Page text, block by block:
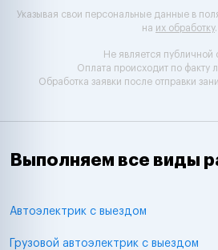
Указывая свои персональные данные в
на их обработку.
Не является публичной
Оплата происходит по факту
Обработка заявки после отправки
Выполняем все виды
Автоэлектрик с выездом
Грузовой автоэлектрик с выездом